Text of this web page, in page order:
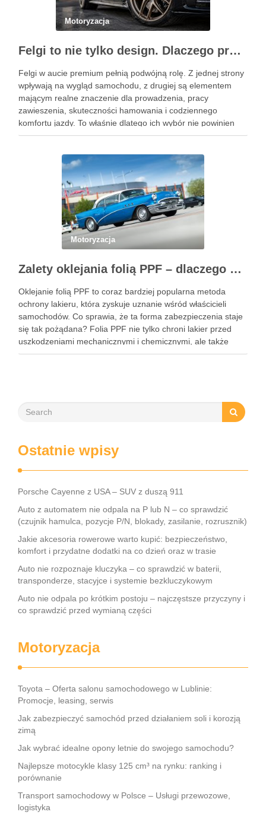
Motoryzacja
Felgi to nie tylko design. Dlaczego profesjonalny dobór jest ważniejszy niż niska cena na aukcji?
Felgi w aucie premium pełnią podwójną rolę. Z jednej strony
wpływają na wygląd samochodu, z drugiej są elementem
mającym realne znaczenie dla prowadzenia, pracy
zawieszenia, skuteczności hamowania i codziennego
komfortu jazdy. To właśnie dlatego ich wybór nie powinien
sprowadzać się wyłącznie do wzoru, koloru albo okazji
Motoryzacja
Zalety oklejania folią PPF – dlaczego warto zainwestować w ochronę lakieru?
Oklejanie folią PPF to coraz bardziej popularna metoda
ochrony lakieru, która zyskuje uznanie wśród właścicieli
samochodów. Co sprawia, że ta forma zabezpieczenia staje
się tak pożądana? Folia PPF nie tylko chroni lakier przed
uszkodzeniami mechanicznymi i chemicznymi, ale także
zachowuje estetykę pojazdu przez wiele lat. Dzięki swoim
Ostatnie wpisy
Porsche Cayenne z USA – SUV z duszą 911
Auto z automatem nie odpala na P lub N – co sprawdzić
(czujnik hamulca, pozycje P/N, blokady, zasilanie, rozrusznik)
Jakie akcesoria rowerowe warto kupić: bezpieczeństwo,
komfort i przydatne dodatki na co dzień oraz w trasie
Auto nie rozpoznaje kluczyka – co sprawdzić w baterii,
transponderze, stacyjce i systemie bezkluczykowym
Auto nie odpala po krótkim postoju – najczęstsze przyczyny i
co sprawdzić przed wymianą części
Motoryzacja
Toyota – Oferta salonu samochodowego w Lublinie:
Promocje, leasing, serwis
Jak zabezpieczyć samochód przed działaniem soli i korozją
zimą
Jak wybrać idealne opony letnie do swojego samochodu?
Najlepsze motocykle klasy 125 cm³ na rynku: ranking i
porównanie
Transport samochodowy w Polsce – Usługi przewozowe,
logistyka